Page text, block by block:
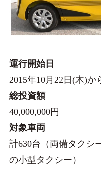
運行開始日
2015年10月22日(木)か
総投資額
40,000,000円
対象車両
計630台（両備タク
の小型タクシー）